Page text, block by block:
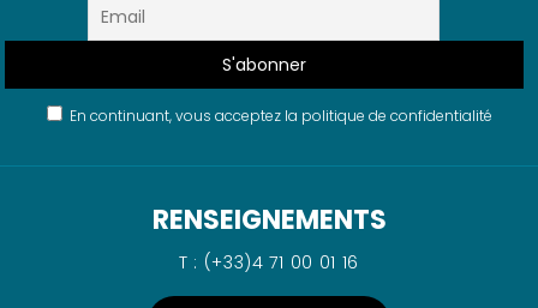
En continuant, vous acceptez la politique de confidentialité
RENSEIGNEMENTS
T : (+33)4 71 00 01 16